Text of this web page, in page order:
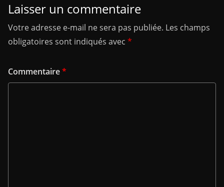
Laisser un commentaire
Votre adresse e-mail ne sera pas publiée. Les champs
obligatoires sont indiqués avec *
Commentaire*